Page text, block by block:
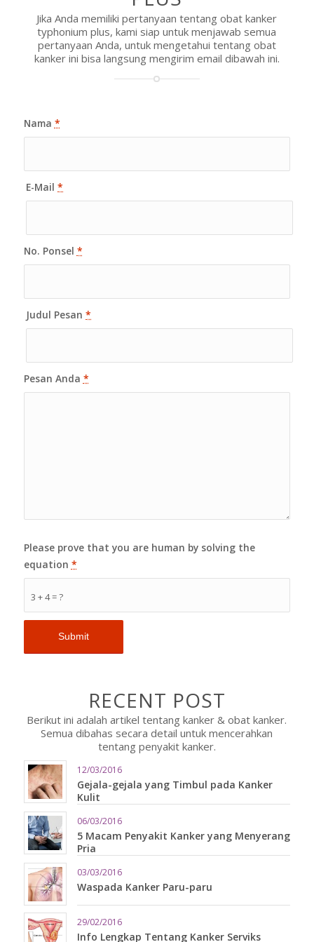
Jika Anda memiliki pertanyaan tentang obat kanker
typhonium plus, kami siap untuk menjawab semua
pertanyaan Anda, untuk mengetahui tentang obat
kanker ini bisa langsung mengirim email dibawah ini.
Nama *
E-Mail*
No. Ponsel *
Judul Pesan*
Pesan Anda *
3 + 4 = ?
Please prove that you are human by solving the
equation *
RECENT POST
Berikut ini adalah artikel tentang kanker & obat kanker.
Semua dibahas secara detail untuk mencerahkan
tentang penyakit kanker.
12/03/2016
Gejala-gejala yang Timbul pada Kanker
Kulit
06/03/2016
5 Macam Penyakit Kanker yang Menyerang
Pria
03/03/2016
Waspada Kanker Paru-paru
29/02/2016
Info Lengkap Tentang Kanker Serviks